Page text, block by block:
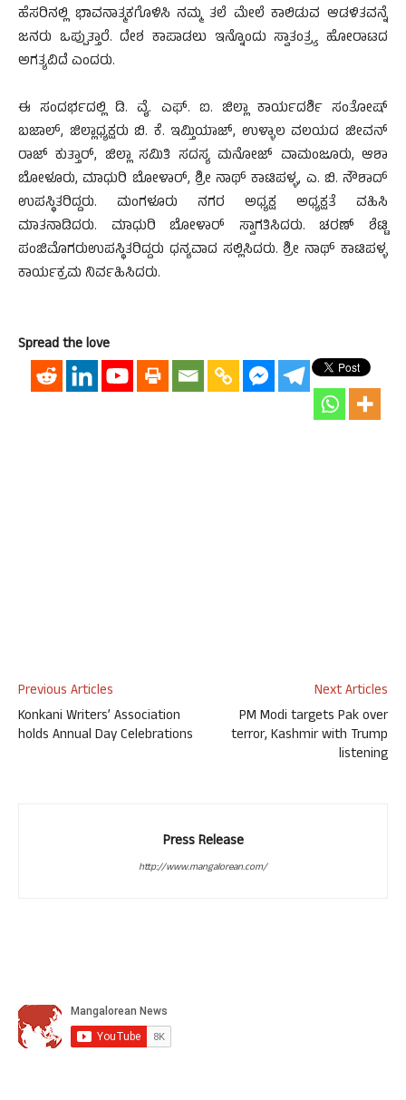
ಹೆಸರಿನಲ್ಲಿ ಭಾವನಾತ್ಮಕಗೊಳಿಸಿ ನಮ್ಮ ತಲೆ ಮೇಲೆ ಕಾಲಿಡುವ ಆಡಳಿತವನ್ನೆ
ಜನರು ಒಪ್ಪುತ್ತಾರೆ. ದೇಶ ಕಾಪಾಡಲು ಇನ್ನೊಂದು ಸ್ವಾತಂತ್ರ್ಯ ಹೋರಾಟದ
ಅಗತ್ಯವಿದೆ ಎಂದರು.
ಈ ಸಂದರ್ಭದಲ್ಲಿ ಡಿ. ವೈ. ಎಫ್. ಐ. ಜಿಲ್ಲಾ ಕಾರ್ಯದರ್ಶಿ ಸಂತೋಷ್
ಬಜಾಲ್, ಜಿಲ್ಲಾಧ್ಯಕ್ಷರು ಬಿ. ಕೆ. ಇಮ್ತಿಯಾಜ್, ಉಳ್ಳಾಲ ವಲಯದ ಜೀವನ್
ರಾಜ್ ಕುತ್ತಾರ್, ಜಿಲ್ಲಾ ಸಮಿತಿ ಸದಸ್ಯ ಮನೋಜ್ ವಾಮಂಜೂರು, ಆಶಾ
ಬೋಳೂರು, ಮಾಧುರಿ ಬೋಳಾರ್, ಶ್ರೀ ನಾಥ್ ಕಾಟಿಪಳ್ಳ, ಎ. ಬಿ. ನೌಶಾದ್
ಉಪಸ್ಥಿತರಿದ್ದರು. ಮಂಗಳೂರು ನಗರ ಅಧ್ಯಕ್ಷ ಅಧ್ಯಕ್ಷತೆ ವಹಿಸಿ
ಮಾತನಾಡಿದರು. ಮಾಧುರಿ ಬೋಳಾರ್ ಸ್ವಾಗತಿಸಿದರು. ಚರಣ್ ಶೆಟ್ಟಿ
ಪಂಜಿಮೊಗರುಉಪಸ್ಥಿತರಿದ್ದರು ಧನ್ಯವಾದ ಸಲ್ಲಿಸಿದರು. ಶ್ರೀ ನಾಥ್ ಕಾಟಿಪಳ್ಳ
ಕಾರ್ಯಕ್ರಮ ನಿರ್ವಹಿಸಿದರು.
Spread the love
Previous Articles
Konkani Writers’ Association
holds Annual Day Celebrations
Next Articles
PM Modi targets Pak over
terror, Kashmir with Trump
listening
Press Release
http://www.mangalorean.com/